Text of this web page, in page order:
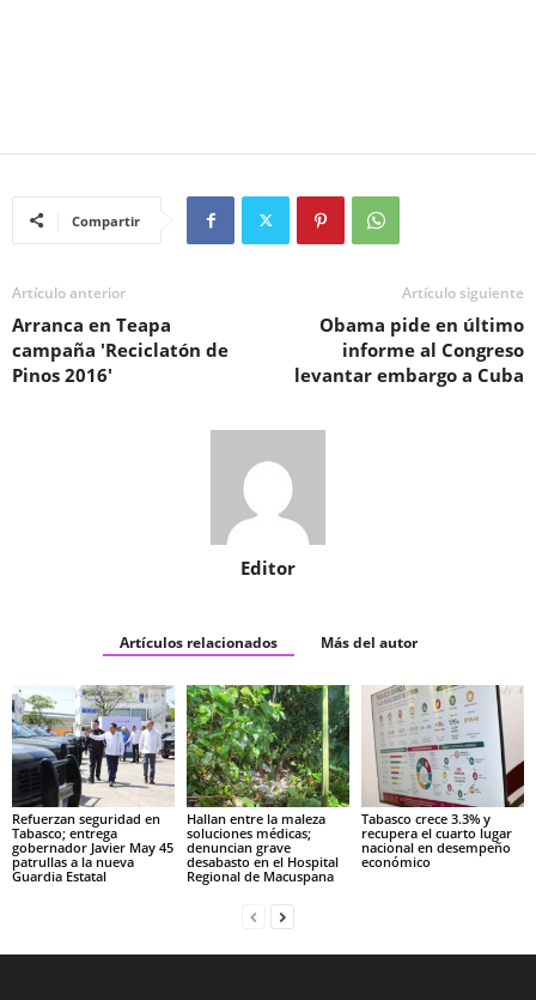
Compartir
Artículo anterior
Arranca en Teapa
campaña 'Reciclatón de
Pinos 2016'
Artículo siguiente
Obama pide en último
informe al Congreso
levantar embargo a Cuba
Editor
Artículos relacionados Más del autor
Refuerzan seguridad en
Tabasco; entrega
gobernador Javier May 45
patrullas a la nueva
Guardia Estatal
Hallan entre la maleza
soluciones médicas;
denuncian grave
desabasto en el Hospital
Regional de Macuspana
Tabasco crece 3.3% y
recupera el cuarto lugar
nacional en desempeño
económico